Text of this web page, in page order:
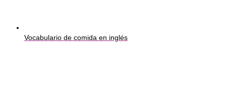
Vocabulario de comida en inglés